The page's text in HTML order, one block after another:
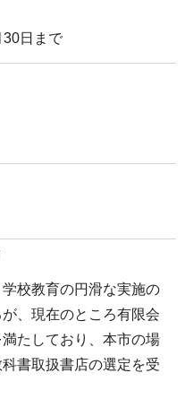
30日まで
校教育の円滑な実施の
、現在のところ有限会
たしており、本市の場
書取扱書店の選定を受